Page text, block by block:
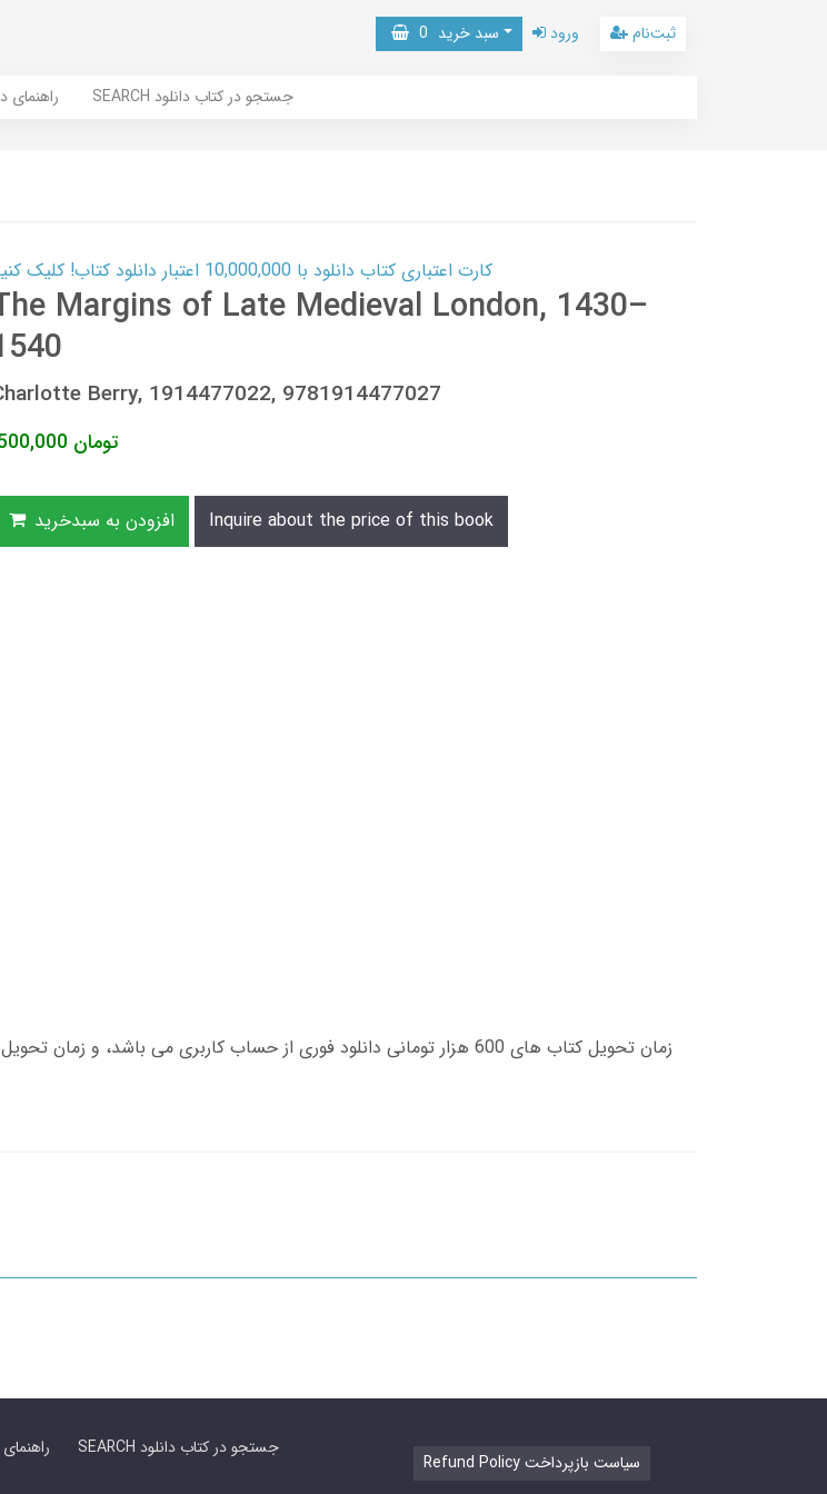
سبد خرید 0 ورود ثبت‌نام
راهنمای SEARCH جستجو در کتاب دانلود
کارت اعتباری کتاب دانلود با 10,000,000 اعتبار دانلود کتاب! کلیک کنید
Margins of Late Medieval London, 1430–
Berry, 1914477022, 9781914477027
تومان
افزودن به سبدخرید Inquire about the price of this book
راهنمای SEARCH جستجو در کتاب دانلود
Refund Policy سیاست بازپرداخت